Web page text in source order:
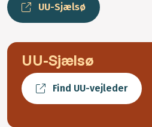
UU-Sjælsø
UU-Sjælsø
Find UU-vejleder